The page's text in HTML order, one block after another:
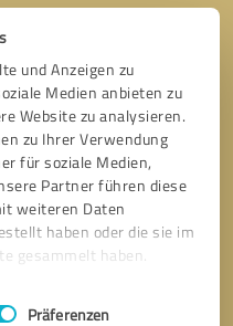
und Anzeigen zu
Medien anbieten zu
Website zu analysieren.
zu Ihrer Verwendung
für soziale Medien,
Partner führen diese
weiteren Daten
haben oder die sie im
gesammelt haben.
Präferenzen